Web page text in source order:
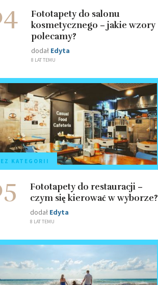
Fototapety do salonu
kosmetycznego – jakie wzory
polecamy?
dodał Edyta
8 LAT TEMU
KATEGORII
Fototapety do restauracji –
czym się kierować w wyborze?
dodał Edyta
8 LAT TEMU